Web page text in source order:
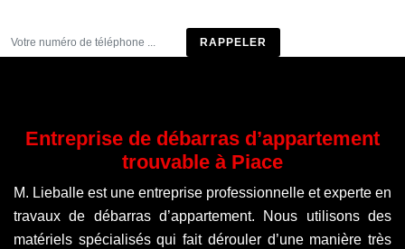
Entreprise de débarras d’appartement
trouvable à Piace
M. Lieballe est une entreprise professionnelle et experte en
travaux de débarras d’appartement. Nous utilisons des
matériels spécialisés qui fait dérouler d’une manière très